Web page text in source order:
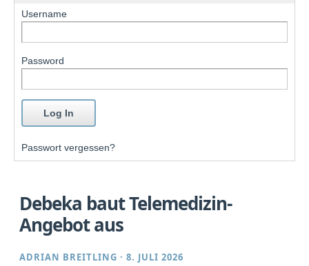
Username
Password
Passwort vergessen?
Debeka baut Telemedizin-
Angebot aus
ADRIAN BREITLING ·8. JULI 2026